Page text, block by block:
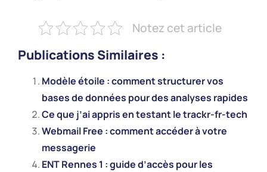
Notez cet article
Publications Similaires :
Modèle étoile : comment structurer vos
bases de données pour des analyses rapides
Ce que j’ai appris en testant le trackr-fr-tech
Webmail Free : comment accéder à votre
messagerie
ENT Rennes 1 : guide d’accès pour les